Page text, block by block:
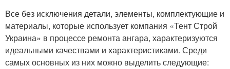
Все без исключения детали, элементы, комплектующие и
материалы, которые использует компания «Тент Строй
Украина» в процессе ремонта ангара, характеризуются
идеальными качествами и характеристиками. Среди
самых основных из них можно выделить следующие: